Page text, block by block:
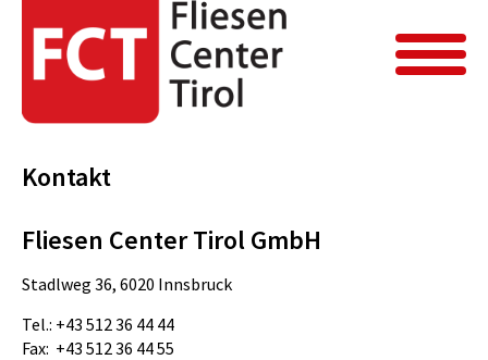
Kontakt
Kontakt
Kontakt
Fliesen Center Tirol GmbH
Stadlweg 36, 6020 Innsbruck
Tel.: +43 512 36 44 44
Fax: +43 512 36 44 55